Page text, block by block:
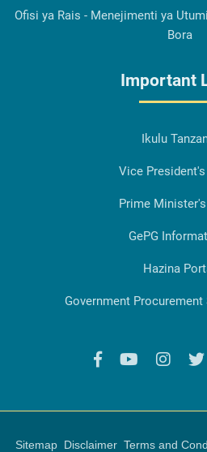
Ofisi ya Rais - Menejimenti ya
Bora
Important
Ikulu
Vice
Prime
GePG
Hazina
Government
Sitemap Disclaimer Terms and